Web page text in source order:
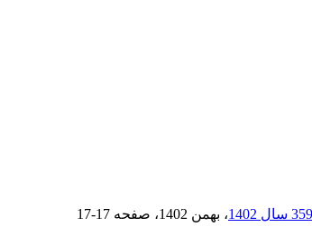
، بهمن 1402 ، صفحه 17-17